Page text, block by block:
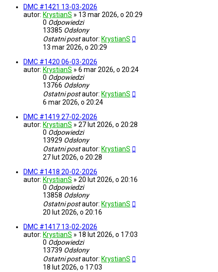
DMC #1421 13-03-2026
autor: KrystianS » 13 mar 2026, o 20:29
0 Odpowiedzi
13385 Odsłony
Ostatni postautor: KrystianS
13 mar 2026, o 20:29
DMC #1420 06-03-2026
autor: KrystianS » 6 mar 2026, o 20:24
0 Odpowiedzi
13766 Odsłony
Ostatni postautor: KrystianS
6 mar 2026, o 20:24
DMC #1419 27-02-2026
autor: KrystianS » 27 lut 2026, o 20:28
0 Odpowiedzi
13929 Odsłony
Ostatni postautor: KrystianS
27 lut 2026, o 20:28
DMC #1418 20-02-2026
autor: KrystianS » 20 lut 2026, o 20:16
0 Odpowiedzi
13858 Odsłony
Ostatni postautor: KrystianS
20 lut 2026, o 20:16
DMC #1417 13-02-2026
autor: KrystianS » 18 lut 2026, o 17:03
0 Odpowiedzi
13739 Odsłony
Ostatni postautor: KrystianS
18 lut 2026, o 17:03